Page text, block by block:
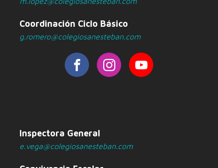
Coordinación Ciclo Básico
g.romero@colegiosanesteban.com
Inspectora General
e.vega@colegiosanesteban.com